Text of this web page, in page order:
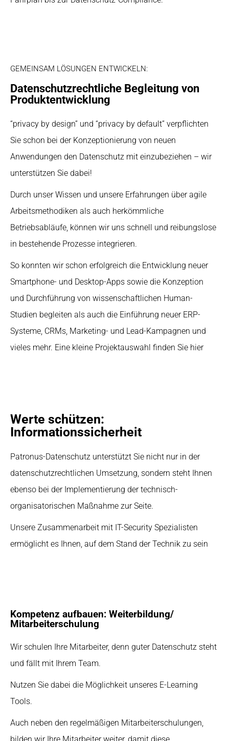
GEMEINSAM LÖSUNGEN ENTWICKELN:
Datenschutzrechtliche Begleitung von
Produktentwicklung
“privacy by design” und “privacy by default” verpflichten
Sie schon bei der Konzeptionierung von neuen
Anwendungen den Datenschutz mit einzubeziehen – wir
unterstützen Sie dabei!
Durch unser Wissen und unsere Erfahrungen über agile
Arbeitsmethodiken als auch herkömmliche
Betriebsabläufe, können wir uns schnell und reibungslose
in bestehende Prozesse integrieren.
So konnten wir schon erfolgreich die Entwicklung neuer
Smartphone- und Desktop-Apps sowie die Konzeption
und Durchführung von wissenschaftlichen Human-
Studien begleiten als auch die Einführung neuer ERP-
Systeme, CRMs, Marketing- und Lead-Kampagnen und
vieles mehr. Eine kleine Projektauswahl finden Sie hier
Werte schützen:
Informationssicherheit
Patronus-Datenschutz unterstützt Sie nicht nur in der
datenschutzrechtlichen Umsetzung, sondern steht Ihnen
ebenso bei der Implementierung der technisch-
organisatorischen Maßnahme zur Seite.
Unsere Zusammenarbeit mit IT-Security Spezialisten
ermöglicht es Ihnen, auf dem Stand der Technik zu sein
Kompetenz aufbauen: Weiterbildung/
Mitarbeiterschulung
Wir schulen Ihre Mitarbeiter, denn guter Datenschutz steht
und fällt mit Ihrem Team.
Nutzen Sie dabei die Möglichkeit unseres E-Learning
Tools.
Auch neben den regelmäßigen Mitarbeiterschulungen,